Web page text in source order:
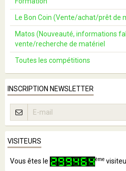
Le Bon Coin (Vente/achat/prêt de
Matos (Nouveauté, informations
vente/recherche de matériel
Toutes les compétitions
INSCRIPTION NEWSLETTER
VISITEURS
Vous êtes le ème